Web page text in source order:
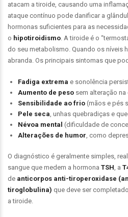
atacam a tiroide, causando uma
ataque contínuo pode danificar a
hormonas suficientes para as
o hipotiroidismo. A tiroide é o
do seu metabolismo. Quando os níveis
abranda. Os principais sintomas que
Fadiga extrema e sonolência
Aumento de peso sem alteração na
Sensibilidade ao frio (mãos e pés
Pele seca, unhas quebradiças e
Névoa mental (dificuldade de
Alterações de humor, como
O diagnóstico é geralmente simples,
sangue que medem a hormona TSH, a
de anticorpos anti-tiroperoxidase
tiroglobulina) que deve ser
a tiroide.